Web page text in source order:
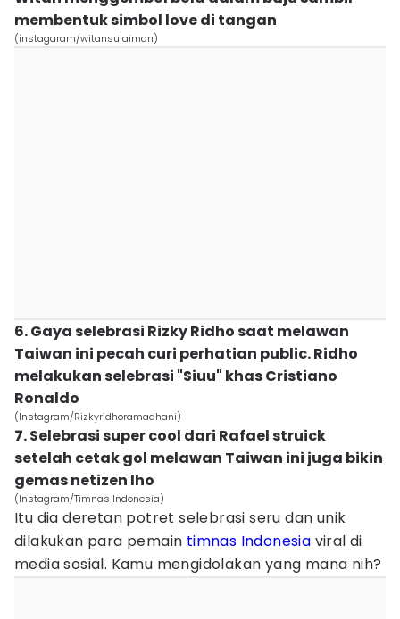
membentuk simbol love di tangan
(instagaram/witansulaiman)
6. Gaya selebrasi Rizky Ridho saat melawan
Taiwan ini pecah curi perhatian public. Ridho
melakukan selebrasi "Siuu" khas Cristiano
Ronaldo
(Instagram/Rizkyridhoramadhani)
7. Selebrasi super cool dari Rafael struick
setelah cetak gol melawan Taiwan ini juga bikin
gemas netizen lho
(Instagram/Timnas Indonesia)
Itu dia deretan potret selebrasi seru dan unik
dilakukan para pemain timnas Indonesia viral di
media sosial. Kamu mengidolakan yang mana nih?